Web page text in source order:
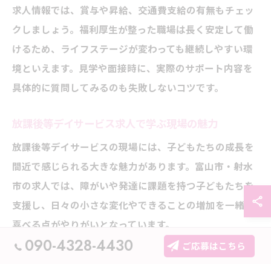
求人情報では、賞与や昇給、交通費支給の有無もチェッ
クしましょう。福利厚生が整った職場は長く安定して働
けるため、ライフステージが変わっても継続しやすい環
境といえます。見学や面接時に、実際のサポート内容を
具体的に質問してみるのも失敗しないコツです。
放課後等デイサービス求人で学ぶ現場の魅力
放課後等デイサービスの現場には、子どもたちの成長を
間近で感じられる大きな魅力があります。富山市・射水
市の求人では、障がいや発達に課題を持つ子どもたちを
支援し、日々の小さな変化やできることの増加を一緒に
喜べる点がやりがいとなっています。
また、指導員同士のチームワークや、保護者との連携を
090-4328-4430 ご応募はこちら